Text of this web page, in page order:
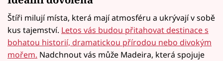
Štíři milují místa, která mají atmosféru a ukrývají v sobě
kus tajemství. Letos vás budou přitahovat destinace s
bohatou historií, dramatickou přírodou nebo divokým
mořem. Nadchnout vás může Madeira, která spojuje